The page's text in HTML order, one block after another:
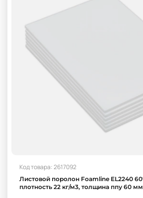
Код товара: 2617092
Листовой поролон Foamline EL2240
плотность 22 кг/м3, толщина ппу 60 мм